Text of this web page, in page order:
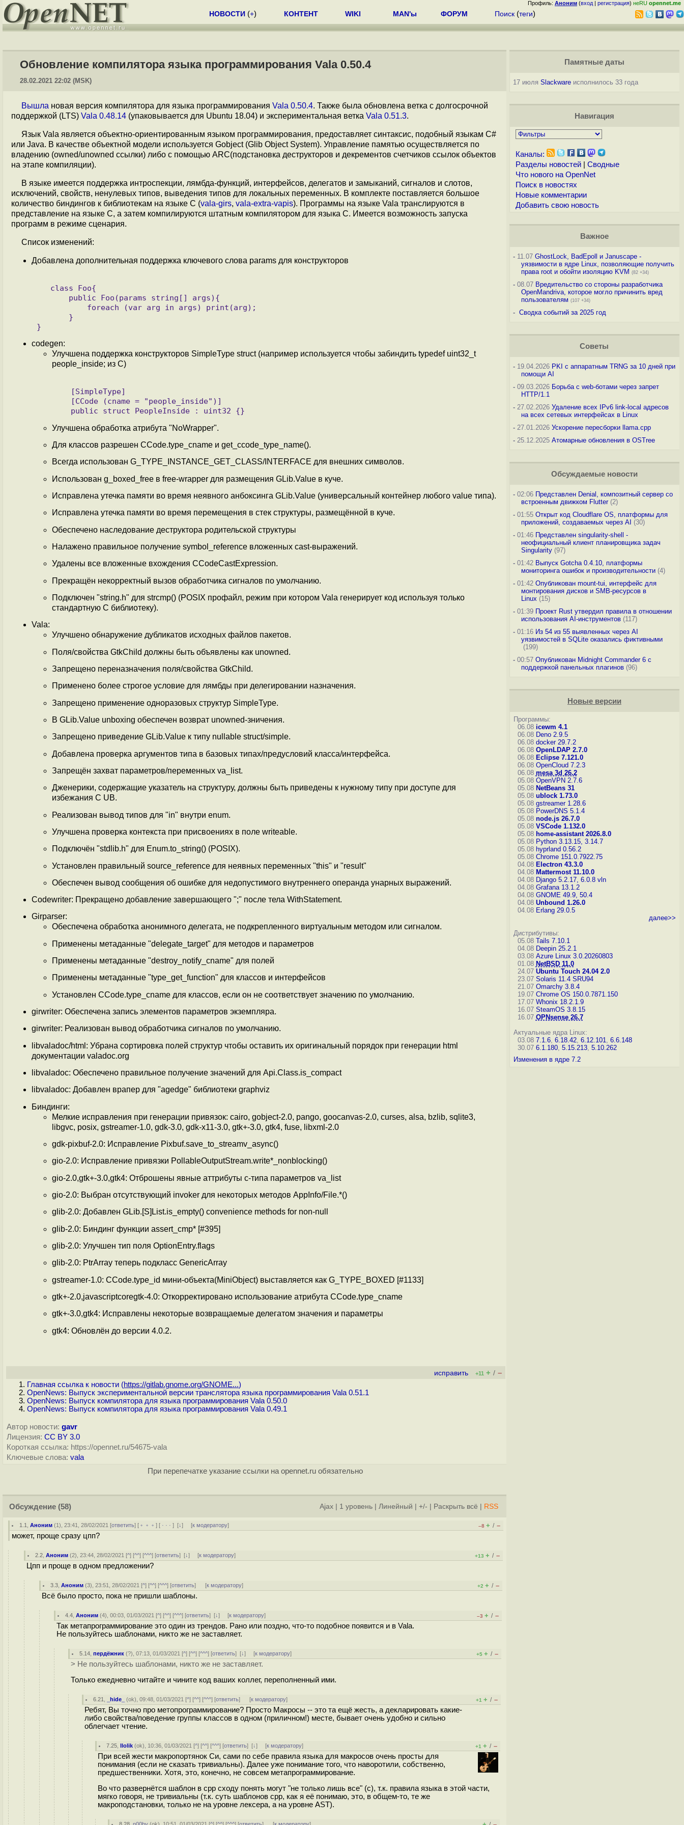
Профиль: Аноним (вход | регистрация) неRU opennet.me
НОВОСТИ (+) КОНТЕНТ WIKI MAN'ы ФОРУМ Поиск (теги)
Обновление компилятора языка программирования Vala 0.50.4
28.02.2021 22:02 (MSK)
Вышла новая версия компилятора для языка программирования Vala 0.50.4. Также была обновлена ветка с долгосрочной
поддержкой (LTS) Vala 0.48.14 (упаковывается для Ubuntu 18.04) и экспериментальная ветка Vala 0.51.3.
Язык Vala является объектно-ориентированным языком программирования, предоставляет синтаксис, подобный языкам C#
или Java. В качестве объектной модели используется Gobject (Glib Object System). Управление памятью осуществляется по
владению (owned/unowned ссылки) либо с помощью ARC(подстановка деструкторов и декрементов счетчиков ссылок объектов
на этапе компиляции).
В языке имеется поддержка интроспекции, лямбда-функций, интерфейсов, делегатов и замыканий, сигналов и слотов,
исключений, свойств, ненулевых типов, выведения типов для локальных переменных. В комплекте поставляется большое
количество биндингов к библиотекам на языке C (vala-girs, vala-extra-vapis). Программы на языке Vala транслируются в
представление на языке C, а затем компилируются штатным компилятором для языка C. Имеется возможность запуска
программ в режиме сценария.
Список изменений:
Добавлена дополнительная поддержка ключевого слова params для конструкторов
codegen:
Улучшена поддержка конструкторов SimpleType struct (например используется чтобы забиндить typedef uint32_t
people_inside; из C)
Улучшена обработка атрибута "NoWrapper".
Для классов разрешен CCode.type_cname и get_ccode_type_name().
Всегда использован G_TYPE_INSTANCE_GET_CLASS/INTERFACE для внешних символов.
Использован g_boxed_free в free-wrapper для размещения GLib.Value в куче.
Исправлена утечка памяти во время неявного анбоксинга GLib.Value (универсальный контейнер любого value типа).
Исправлена утечка памяти во время перемещения в стек структуры, размещённой в куче.
Обеспечено наследование деструктора родительской структуры
Налажено правильное получение symbol_reference вложенных cast-выражений.
Удалены все вложенные вхождения CCodeCastExpression.
Прекращён некорректный вызов обработчика сигналов по умолчанию.
Подключен "string.h" для strcmp() (POSIX профайл, режим при котором Vala генерирует код используя только
стандартную С библиотеку).
Vala:
Улучшено обнаружение дубликатов исходных файлов пакетов.
Поля/свойства GtkChild должны быть объявлены как unowned.
Запрещено переназначения поля/свойства GtkChild.
Применено более строгое условие для лямбды при делегировании назначения.
Запрещено применение одноразовых структур SimpleType.
В GLib.Value unboxing обеспечен возврат unowned-зничения.
Запрещено приведение GLib.Value к типу nullable struct/simple.
Добавлена проверка аргументов типа в базовых типах/предусловий класса/интерфейса.
Запрещён захват параметров/переменных va_list.
Дженерики, содержащие указатель на структуру, должны быть приведены к нужному типу при доступе для
избежания С UB.
Реализован вывод типов для "in" внутри enum.
Улучшена проверка контекста при присвоениях в поле writeable.
Подключён "stdlib.h" для Enum.to_string() (POSIX).
Установлен правильный source_reference для неявных переменных "this" и "result"
Обеспечен вывод сообщения об ошибке для недопустимого внутреннего операнда унарных выражений.
Сodewriter: Прекращено добавление завершающего ";" после тела WithStatement.
Girparser:
Обеспечена обработка анонимного делегата, не подкрепленного виртуальным методом или сигналом.
Применены метаданные "delegate_target" для методов и параметров
Применены метаданные "destroy_notify_cname" для полей
Применены метаданные "type_get_function" для классов и интерфейсов
Установлен CCode.type_cname для классов, если он не соответствует значению по умолчанию.
girwriter: Обеспечена запись элементов параметров экземпляра.
girwriter: Реализован вывод обработчика сигналов по умолчанию.
libvaladoc/html: Убрана сортировка полей структур чтобы оставить их оригинальный порядок при генерации html
документации valadoc.org
libvaladoc: Обеспечено правильное получение значений для Api.Class.is_compact
libvaladoc: Добавлен врапер для "agedge" библиотеки graphviz
Биндинги:
Мелкие исправления при генерации привязок: cairo, gobject-2.0, pango, goocanvas-2.0, curses, alsa, bzlib, sqlite3,
libgvc, posix, gstreamer-1.0, gdk-3.0, gdk-x11-3.0, gtk+-3.0, gtk4, fuse, libxml-2.0
gdk-pixbuf-2.0: Исправление Pixbuf.save_to_streamv_async()
gio-2.0: Исправление привязки PollableOutputStream.write*_nonblocking()
gio-2.0,gtk+-3.0,gtk4: Отброшены явные аттрибуты c-типа параметров va_list
gio-2.0: Выбран отсутствующий invoker для некоторых методов AppInfo/File.*()
glib-2.0: Добавлен GLib.[S]List.is_empty() convenience methods for non-null
glib-2.0: Биндинг функции assert_cmp* [#395]
glib-2.0: Улучшен тип поля OptionEntry.flags
glib-2.0: PtrArray теперь подкласс GenericArray
gstreamer-1.0: CCode.type_id мини-объекта(MiniObject) выставляется как G_TYPE_BOXED [#1133]
gtk+-2.0,javascriptcoregtk-4.0: Откорректировано использование атрибута CCode.type_cname
gtk+-3.0,gtk4: Исправлены некоторые возвращаемые делегатом значения и параметры
gtk4: Обновлён до версии 4.0.2.
исправить +11 + / –
Главная ссылка к новости (https://gitlab.gnome.org/GNOME...)
OpenNews: Выпуск экспериментальной версии транслятора языка программирования Vala 0.51.1
OpenNews: Выпуск компилятора для языка программирования Vala 0.50.0
OpenNews: Выпуск компилятора для языка программирования Vala 0.49.1
Автор новости: gavr
Лицензия: CC BY 3.0
Короткая ссылка: https://opennet.ru/54675-vala
Ключевые слова: vala
При перепечатке указание ссылки на opennet.ru обязательно
Обсуждение (58) Ajax 1 уровень Линейный +/- Раскрыть всё RSS
1.1 ,Аноним (1), 23:41, 28/02/2021 [ответить] [ ﹢﹢﹢] [ · · ·][↓] [к модератору] –8 + / –
может, проще сразу цпп?
2.2 ,Аноним (2), 23:44, 28/02/2021 [^] [^^] [^^^] [ответить][↓] [к модератору] +13 + / –
Цпп и проще в одном предложении?
3.3 ,Аноним (3), 23:51, 28/02/2021 [^] [^^] [^^^] [ответить] [к модератору] +2 + / –
Всё было просто, пока не пришли шаблоны.
4.4 ,Аноним (4), 00:03, 01/03/2021 [^] [^^] [^^^] [ответить][↓] [к модератору] –3 + / –
Так метапрограммирование это один из трендов. Рано или поздно, что-то подобное появится и в Vala.
Не пользуйтесь шаблонами, никто же не заставляет.
5.14 ,пердёжник (?), 07:13, 01/03/2021 [^] [^^] [^^^] [ответить][↓] [к модератору] +5 + / –
> Не пользуйтесь шаблонами, никто же не заставляет.
Только ежедневно читайте и чините код ваших коллег, переполненный ими.
6.21 _hide_ (ok), 09:48, 01/03/2021 [^] [^^] [^^^] [ответить] [к модератору] +1 + / –
Ребят, Вы точно про метопрограммирование? Просто Макросы -- это та ещё жесть, а декларировать какие-
либо свойства/поведение группы классов в одном (приличном!) месте, бывает очень удобно и сильно
облегчает чтение.
7.25 ,llolik (ok), 10:36, 01/03/2021 [^] [^^] [^^^] [ответить][↓] [к модератору] +1 + / –
При всей жести макропортянок Си, сами по себе правила языка для макросов очень просты для
понимания (если не сказать тривиальны). Далее уже понимание того, что наворотили, собственно,
предшественники. Хотя, это, конечно, не совсем метапрограммирование.
Во что развернётся шаблон в cpp сходу понять могут "не только лишь все" (c), т.к. правила языка в этой части,
мягко говоря, не тривиальны (т.к. суть шаблонов cpp, как я её понимаю, это, в общем-то, те же
макроподстановки, только не на уровне лексера, а на уровне AST).
Памятные даты
17 июля Slackwareисполнилось 33 года
Навигация
Каналы:
Разделы новостей| Сводные
Что нового на OpenNet
Поиск в новостях
Новые комментарии
Добавить свою новость
Важное
-11.07 GhostLock, BadEpoll и Januscape -
уязвимости в ядре Linux, позволяющие получить
права root и обойти изоляцию KVM (82 +34)
-08.07 Вредительство со стороны разработчика
OpenMandriva, которое могло причинить вред
пользователям (107 +34)
- Сводка событий за 2025 год
Советы
-19.04.2026 PKI с аппаратным TRNG за 10 дней при
помощи AI
-09.03.2026 Борьба с web-ботами через запрет
HTTP/1.1
-27.02.2026 Удаление всех IPv6 link-local адресов
на всех сетевых интерфейсах в Linux
-27.01.2026 Ускорение пересборки llama.cpp
-25.12.2025 Атомарные обновления в OSTree
Обсуждаемые новости
-02:06 Представлен Denial, композитный сервер со
встроенным движком Flutter(2)
-01:55 Открыт код Cloudflare OS, платформы для
приложений, создаваемых через AI (30)
-01:46 Представлен singularity-shell -
неофициальный клиент планировщика задач
Singularity(97)
-01:42 Выпуск Gotcha 0.4.10, платформы
мониторинга ошибок и производительности(4)
-01:42 Опубликован mount-tui, интерфейс для
монтирования дисков и SMB-ресурсов в
Linux (15)
-01:39 Проект Rust утвердил правила в отношении
использования AI-инструментов(117)
-01:16 Из 54 из 55 выявленных через AI
уязвимостей в SQLite оказались фиктивными
(199)
-00:57 Опубликован Midnight Commander 6 c
поддержкой панельных плагинов(96)
Новые версии
Программы:
06.08 icewm 4.1
06.08 Deno 2.9.5
06.08 docker 29.7.2
06.08 OpenLDAP 2.7.0
06.08 Eclipse 7.121.0
06.08 OpenCloud 7.2.3
06.08 mesa 3d 26.2
05.08 OpenVPN 2.7.6
05.08 NetBeans 31
05.08 ublock 1.73.0
05.08 gstreamer 1.28.6
05.08 PowerDNS 5.1.4
05.08 node.js 26.7.0
05.08 VSCode 1.132.0
05.08 home-assistant 2026.8.0
05.08 Python 3.13.15, 3.14.7
05.08 hyprland 0.56.2
05.08 Chrome 151.0.7922.75
04.08 Electron 43.3.0
04.08 Mattermost 11.10.0
04.08 Django 5.2.17, 6.0.8 vln
04.08 Grafana 13.1.2
04.08 GNOME 49.9, 50.4
04.08 Unbound 1.26.0
04.08 Erlang 29.0.5
далее>>
Дистрибутивы:
05.08 Tails 7.10.1
04.08 Deepin 25.2.1
03.08 Azure Linux 3.0.20260803
01.08 NetBSD 11.0
24.07 Ubuntu Touch 24.04 2.0
23.07 Solaris 11.4 SRU94
21.07 Omarchy 3.8.4
19.07 Chrome OS 150.0.7871.150
17.07 Whonix 18.2.1.9
16.07 SteamOS 3.8.15
16.07 OPNsense 26.7
Актуальные ядра Linux:
03.08 7.1.6, 6.18.42, 6.12.101, 6.6.148
30.07 6.1.180, 5.15.213, 5.10.262
Изменения в ядре 7.2